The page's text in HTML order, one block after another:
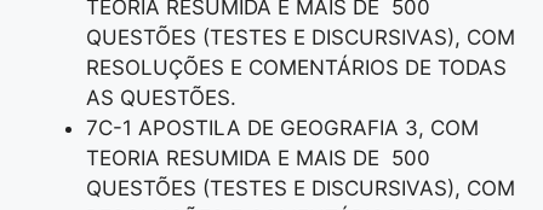
TEORIA RESUMIDA E MAIS DE 500
QUESTÕES (TESTES E DISCURSIVAS), COM
RESOLUÇÕES E COMENTÁRIOS DE TODAS
AS QUESTÕES.
7C-1 APOSTILA DE GEOGRAFIA 3, COM
TEORIA RESUMIDA E MAIS DE 500
QUESTÕES (TESTES E DISCURSIVAS), COM